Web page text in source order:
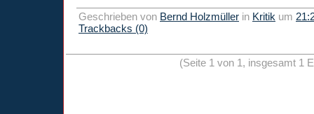
Geschrieben von Bernd Holzmüller in Kritik um
Trackbacks (0)
(Seite 1 von 1, insgesamt 1